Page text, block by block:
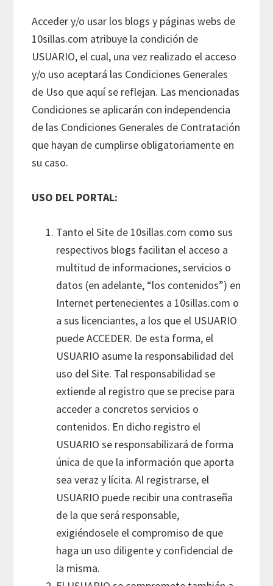
Acceder y/o usar los blogs y páginas webs de
10sillas.com atribuye la condición de
USUARIO, el cual, una vez realizado el acceso
y/o uso aceptará las Condiciones Generales
de Uso que aquí se reflejan. Las mencionadas
Condiciones se aplicarán con independencia
de las Condiciones Generales de Contratación
que hayan de cumplirse obligatoriamente en
su caso.
USO DEL PORTAL:
Tanto el Site de 10sillas.com como sus
respectivos blogs facilitan el acceso a
multitud de informaciones, servicios o
datos (en adelante, “los contenidos”) en
Internet pertenecientes a 10sillas.com o
a sus licenciantes, a los que el USUARIO
puede ACCEDER. De esta forma, el
USUARIO asume la responsabilidad del
uso del Site. Tal responsabilidad se
extiende al registro que se precise para
acceder a concretos servicios o
contenidos. En dicho registro el
USUARIO se responsabilizará de forma
única de que la información que aporta
sea veraz y lícita. Al registrarse, el
USUARIO puede recibir una contraseña
de la que será responsable,
exigiéndosele el compromiso de que
haga un uso diligente y confidencial de
la misma.